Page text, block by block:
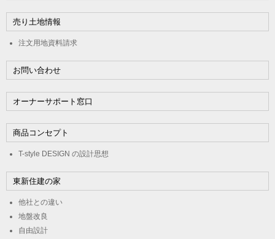
売り土地情報
注文用地資料請求
お問い合わせ
オーナーサポート窓口
商品コンセプト
T-style DESIGN の設計思想
東新住建の家
他社との違い
地盤改良
自由設計